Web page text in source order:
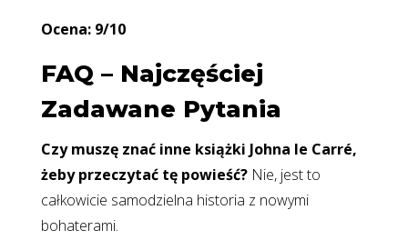
Ocena: 9/10
FAQ – Najczęściej
Zadawane Pytania
Czy muszę znać inne książki Johna le Carré,
żeby przeczytać tę powieść?Nie, jest to
całkowicie samodzielna historia z nowymi
bohaterami.